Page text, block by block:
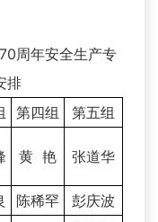
周年安全生产专
排
第四组
第五组
黄 艳 张道华
陈稀罕
彭庆波